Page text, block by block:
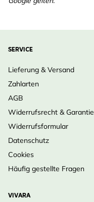
SERVICE
Lieferung & Versand
Zahlarten
AGB
Widerrufsrecht & Garantie
Widerrufsformular
Datenschutz
Cookies
Häufig gestellte Fragen
VIVARA